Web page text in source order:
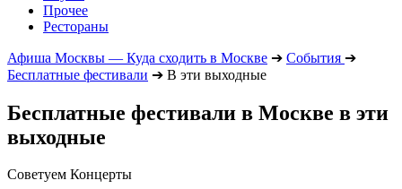
Прочее
Рестораны
Афиша Москвы — Куда сходить в Москве ➔ События ➔
Бесплатные фестивали ➔ В эти выходные
Бесплатные фестивали в Москве в эти
выходные
Советуем Концерты